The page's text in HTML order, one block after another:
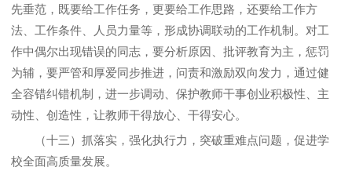
先垂范，既要给工作任务，更要给工作思路，还要给工作方
法、工作条件、人员力量等，形成协调联动的工作机制。对工
作中偶尔出现错误的同志，要分析原因、批评教育为主，惩罚
为辅，要严管和厚爱同步推进，问责和激励双向发力，通过健
全容错纠错机制，进一步调动、保护教师干事创业积极性、主
动性、创造性，让教师干得放心、干得安心。
（十三）抓落实，强化执行力，突破重难点问题，促进学
校全面高质量发展。